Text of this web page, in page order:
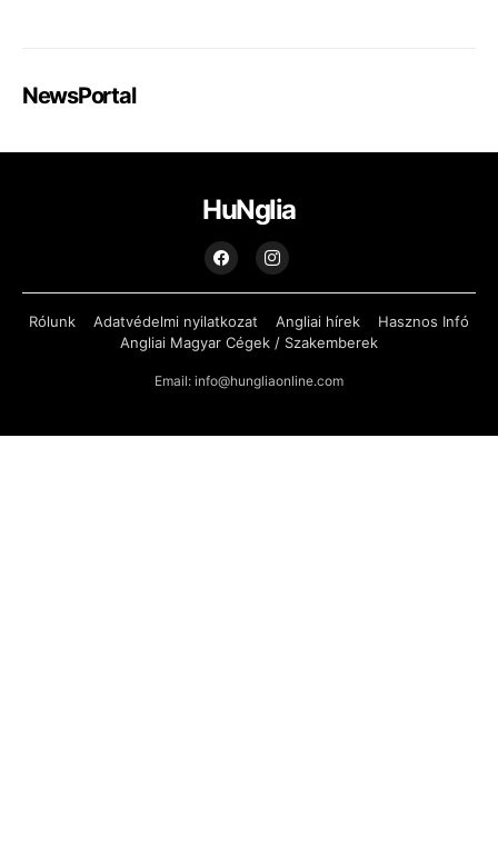
NewsPortal
HuNglia
Rólunk Adatvédelmi nyilatkozat Angliai hírek
Hasznos Infó
Angliai Magyar Cégek / Szakemberek
Email: info@hungliaonline.com